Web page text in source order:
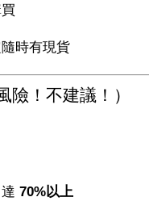
時有現貨
！不建議！）
70%以上